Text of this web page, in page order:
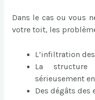
Dans le cas ou vous
votre toit, les
L’infiltration
La
sérieusement
Des dégâts des